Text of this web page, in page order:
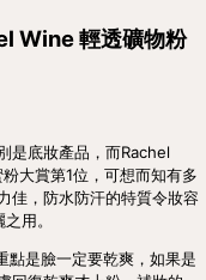
Wine 輕透礦物粉
是底妝產品，而Rachel
大賞第1位，可想而知有多
佳，防水防汗的特質令妝容
用。
點是臉一定要乾爽，如果是